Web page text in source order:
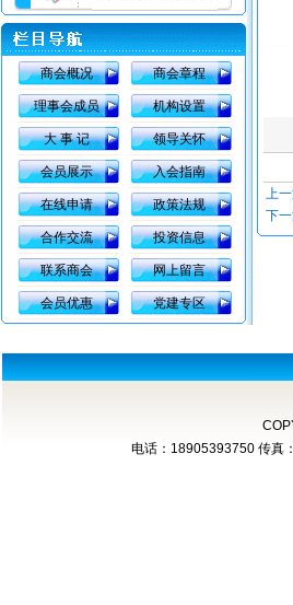
商会概况 商会章程
理事会成员 机构设置
大 事 记 领导关怀
会员展示 入会指南
在线申请 政策法规
合作交流 投资信息
联系商会 网上留言
会员优惠 党建专区
上一
下一
电话：18905393750 传真